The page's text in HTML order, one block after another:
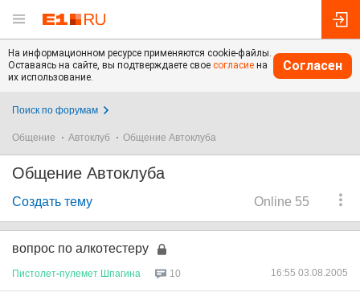
На информационном ресурсе применяются cookie-файлы.
Оставаясь на сайте, вы подтверждаете свое согласие на
их использование.
Согласен
Поиск по форумам
Общение Автоклуб Общение Автоклуба
Общение Автоклуба
Online 55
Создать тему
вопрос по алкотестеру
Пистолет-пулемет Шпагина 10 16:55 03.08.2005